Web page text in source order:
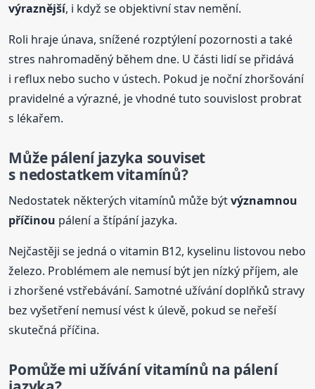
výraznější, i když se objektivní stav nemění.
Roli hraje únava, snížené rozptýlení pozornosti a také
stres nahromaděný během dne. U části lidí se přidává
i reflux nebo sucho v ústech. Pokud je noční zhoršování
pravidelné a výrazné, je vhodné tuto souvislost probrat
s lékařem.
Může pálení jazyka souviset
s nedostatkem vitamínů?
Nedostatek některých vitamínů může býtvýznamnou
příčinou pálení a štípání jazyka.
Nejčastěji se jedná o vitamin B12, kyselinu listovou nebo
železo. Problémem ale nemusí být jen nízký příjem, ale
i zhoršené vstřebávání. Samotné užívání doplňků stravy
bez vyšetření nemusí vést k úlevě, pokud se neřeší
skutečná příčina.
Pomůže mi užívání vitamínů na pálení